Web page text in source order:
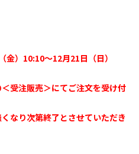
）10:10～12月21日（日）
受注販売＞にてご注文を受け付
なり次第終了とさせていただき